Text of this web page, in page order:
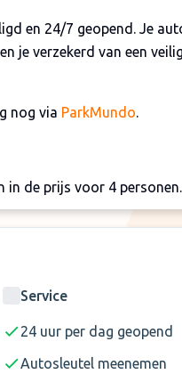
en 24/7 geopend. Je
je verzekerd van een
nog via ParkMundo.
in de prijs voor 4
vervoerd worden per
Service
24 uur per dag geopend
Autosleutel meenemen